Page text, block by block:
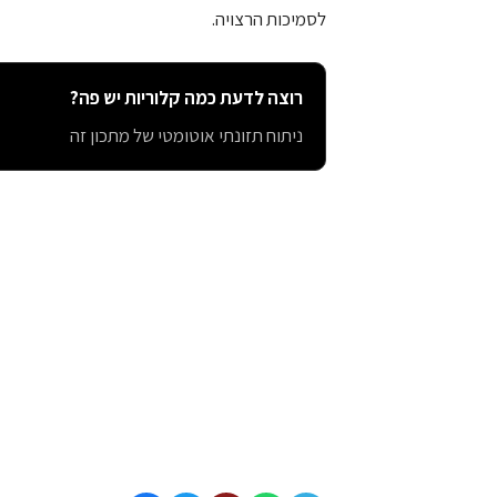
לסמיכות הרצויה.
רוצה לדעת כמה קלוריות יש פה?
ניתוח תזונתי אוטומטי של מתכון זה